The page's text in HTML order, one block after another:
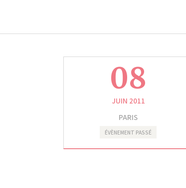
08
JUIN 2011
PARIS
ÉVÈNEMENT PASSÉ